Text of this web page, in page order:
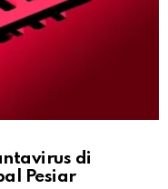
di
Pesiar